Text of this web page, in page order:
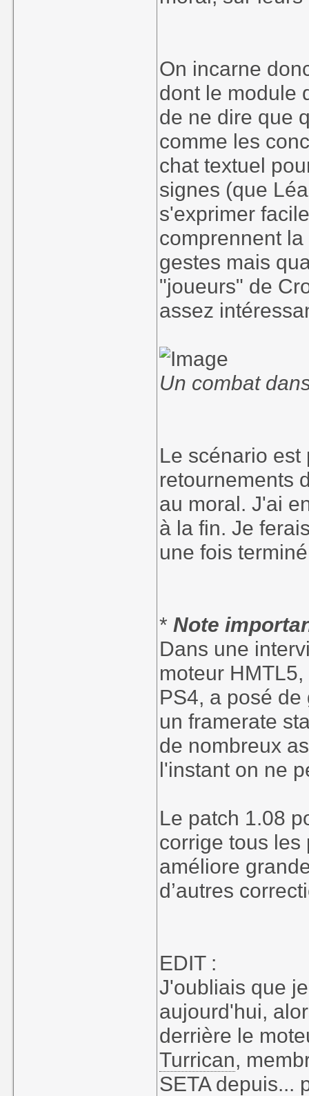
On incarne
dont le module
de ne dire que
comme les
chat textuel
signes (que
s'exprimer
comprennent
gestes mais
"joueurs" de
assez
Un combat
Le scénario
retournements
au moral. J'ai
à la fin. Je
une fois
*Note
Dans une
moteur
PS4, a posé
un framerate
de nombreux
l'instant on ne
Le patch 1.08
corrige tous les
améliore
d’autres
EDIT :
J'oubliais que
aujourd'hui,
derrière le
Turrican,
SETA depuis...